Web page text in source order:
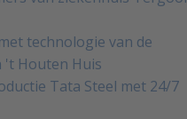
technologie van de
't Houten Huis
Tata Steel met 24/7